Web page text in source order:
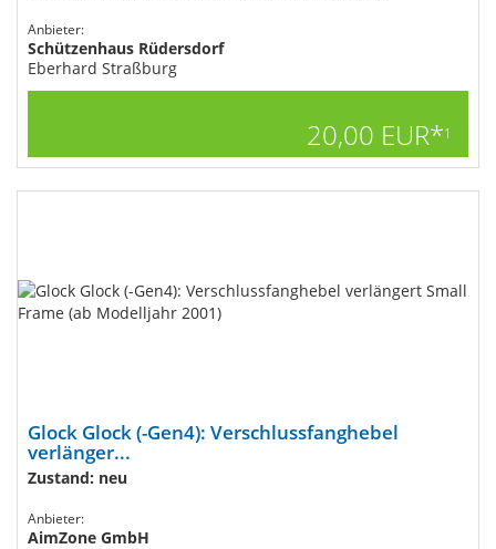
Anbieter:
Schützenhaus Rüdersdorf
Eberhard Straßburg
20,00 EUR*1
Glock Glock (-Gen4): Verschlussfanghebel
verlänger...
Zustand: neu
Anbieter:
AimZone GmbH